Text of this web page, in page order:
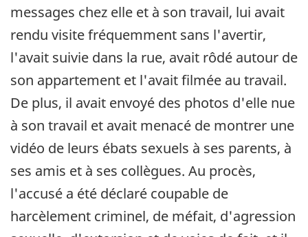
messages chez elle et à son travail, lui avait
rendu visite fréquemment sans l'avertir,
l'avait suivie dans la rue, avait rôdé autour de
son appartement et l'avait filmée au travail.
De plus, il avait envoyé des photos d'elle nue
à son travail et avait menacé de montrer une
vidéo de leurs ébats sexuels à ses parents, à
ses amis et à ses collègues. Au procès,
l'accusé a été déclaré coupable de
harcèlement criminel, de méfait, d'agression